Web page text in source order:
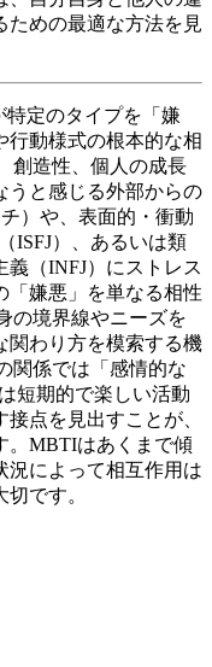
ための最適な方法を見
特定のタイプを「嫌
行動様式の根本的な相
創造性、個人の成長
うと感じる外部からの
）や、表面的・衝動
ISFJ）、あるいは類
（INFJ）にストレス
「嫌悪」を単なる相性
の境界線やニーズを
関わり方を模索する機
関係では「感情的な
短期的で楽しい活動
点を見出すことが、
。MBTIはあくまで傾
況によって相互作用は
です。